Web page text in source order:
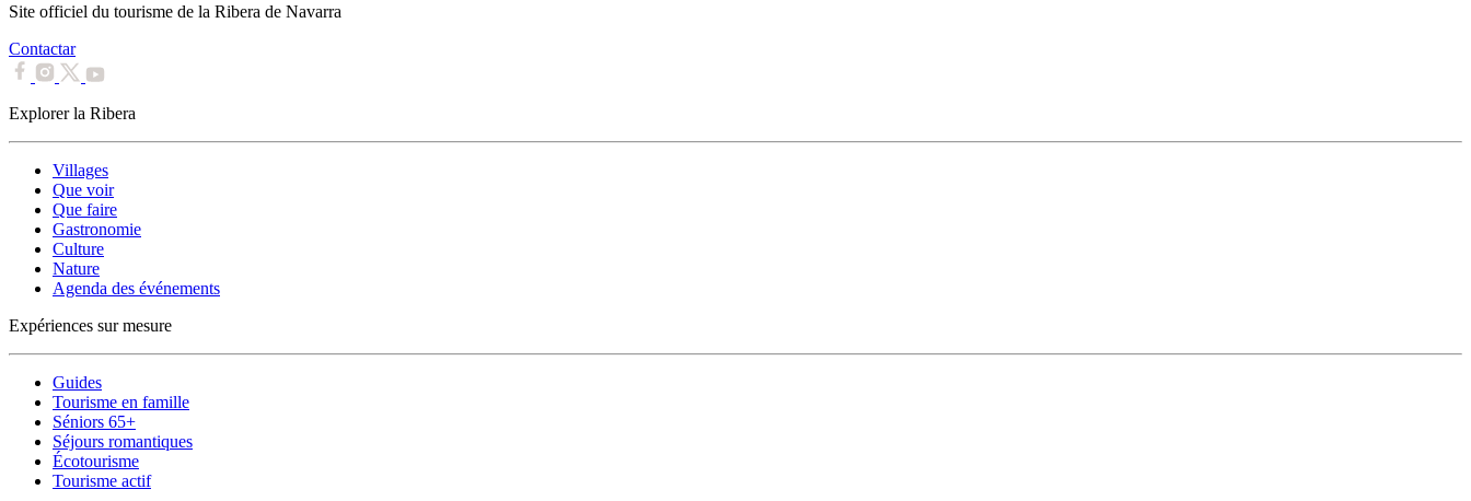
Site officiel du tourisme de la Ribera de Navarra
Contactar
Explorer la Ribera
Villages
Que voir
Que faire
Gastronomie
Culture
Nature
Agenda des événements
Expériences sur mesure
Guides
Tourisme en famille
Séniors 65+
Séjours romantiques
Écotourisme
Tourisme actif